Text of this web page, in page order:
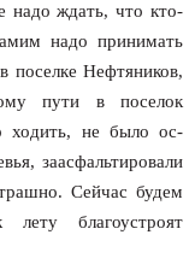
надо ждать, что кто-
надо принимать
поселке Нефтя­ников,
пути в поселок
ходить, не было ос­
заасфальтиро­вали
Сейчас будем
благоустроят